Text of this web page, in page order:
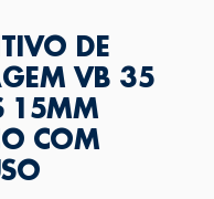
DE
VB 35
15MM
COM